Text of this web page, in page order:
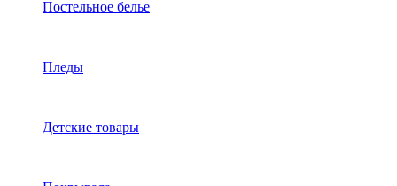
Постельное белье
Пледы
Детские товары